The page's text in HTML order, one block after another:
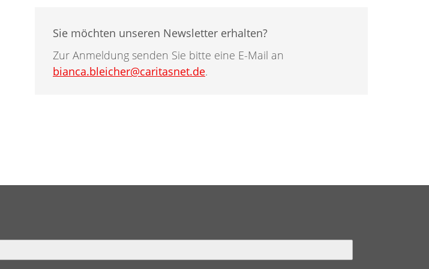
Sie möchten unseren Newsletter erhalten?
Zur Anmeldung senden Sie bitte eine E-Mail an
bianca.bleicher@caritasnet.de.